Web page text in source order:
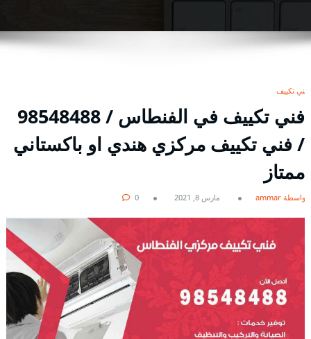
فني تكييف
فني تكييف في الفنطاس / 98548488
/ فني تكييف مركزي هندي او باكستاني
ممتاز
بواسطة ammar مارس 8, 2021 0